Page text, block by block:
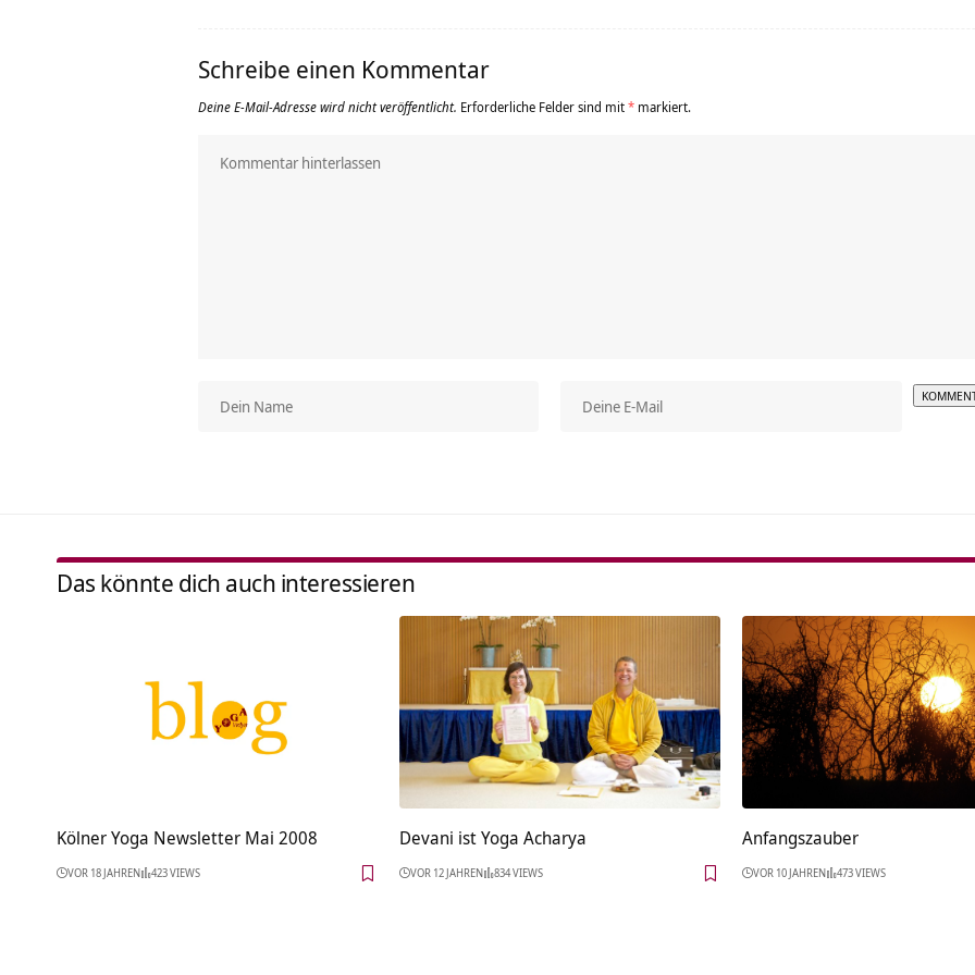
Schreibe einen Kommentar
Deine E-Mail-Adresse wird nicht veröffentlicht. Erforderliche Felder sind mit* markiert.
Das könnte dich auch interessieren
Kölner Yoga Newsletter Mai 2008
VOR 18 JAHREN 423 VIEWS
Devani ist Yoga Acharya
VOR 12 JAHREN 834 VIEWS
Anfangszauber
VOR 10 JAHREN 473 VIEWS